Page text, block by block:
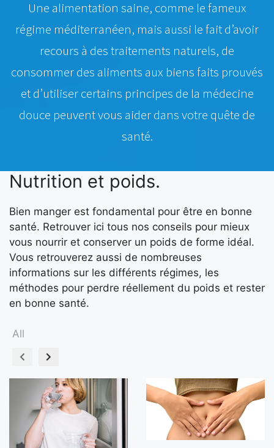
Une alimentation saine, comme le fameux
régime méditerranéen, mais aussi le fait d’avoir
recours à des traitements naturels, de
consommer des aliments aux biens faits prouvés
et d’utiliser certains principes de la médecine
douce peuvent vous aider dans votre quête de
santé.
Nutrition et poids.
Bien manger est fondamental pour être en bonne
santé. Retrouver ici tous nos conseils pour mieux
vous nourrir et conserver un poids de forme idéal.
Vous retrouverez aussi de nombreuses
informations sur les différents régimes, les
méthodes pour perdre réellement du poids et rester
en bonne santé.
All